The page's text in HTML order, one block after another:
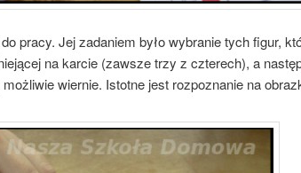
pracy. Jej zadaniem było wybranie tych figur,
na karcie (zawsze trzy z czterech), a
wiernie. Istotne jest rozpoznanie na